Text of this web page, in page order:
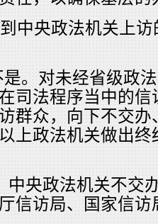
中央政法机关上
是。对未经省级政
司法程序当中的
群众，向下不交
上政法机关做出
中央政法机关不交
信访局、国家信访